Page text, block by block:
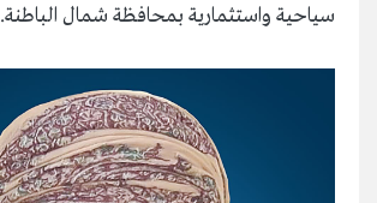
سياحية واستثمارية بمحافظة شمال الباطنة.